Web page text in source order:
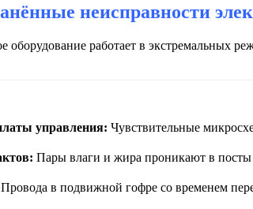
неисправности
оборудование работает в экстремальных
управления: Чувствительные
Пары влаги и жира проникают в посты
Провода в подвижной гофре со временем